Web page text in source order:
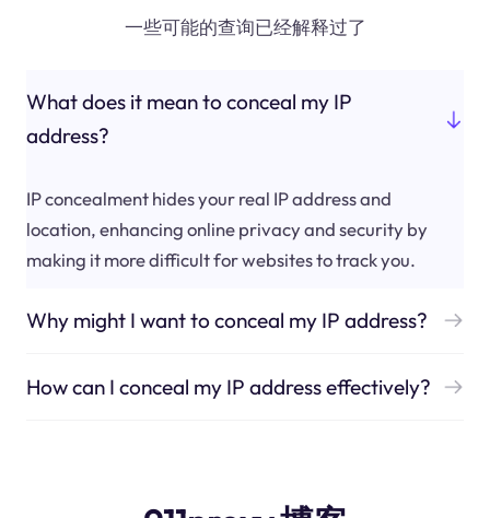
一些可能的查询已经解释过了
What does it mean to conceal my IP
address?
IP concealment hides your real IP address and
location, enhancing online privacy and security by
making it more difficult for websites to track you.
Why might I want to conceal my IP address?
How can I conceal my IP address effectively?